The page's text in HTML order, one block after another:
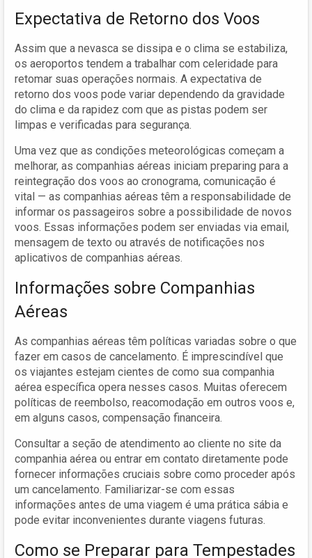
Expectativa de Retorno dos Voos
Assim que a nevasca se dissipa e o clima se estabiliza,
os aeroportos tendem a trabalhar com celeridade para
retomar suas operações normais. A expectativa de
retorno dos voos pode variar dependendo da gravidade
do clima e da rapidez com que as pistas podem ser
limpas e verificadas para segurança.
Uma vez que as condições meteorológicas começam a
melhorar, as companhias aéreas iniciam preparing para a
reintegração dos voos ao cronograma, comunicação é
vital — as companhias aéreas têm a responsabilidade de
informar os passageiros sobre a possibilidade de novos
voos. Essas informações podem ser enviadas via email,
mensagem de texto ou através de notificações nos
aplicativos de companhias aéreas.
Informações sobre Companhias
Aéreas
As companhias aéreas têm políticas variadas sobre o que
fazer em casos de cancelamento. É imprescindível que
os viajantes estejam cientes de como sua companhia
aérea específica opera nesses casos. Muitas oferecem
políticas de reembolso, reacomodação em outros voos e,
em alguns casos, compensação financeira.
Consultar a seção de atendimento ao cliente no site da
companhia aérea ou entrar em contato diretamente pode
fornecer informações cruciais sobre como proceder após
um cancelamento. Familiarizar-se com essas
informações antes de uma viagem é uma prática sábia e
pode evitar inconvenientes durante viagens futuras.
Como se Preparar para Tempestades